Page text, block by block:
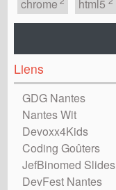
chrome html5
Liens
GDG Nantes
Nantes Wit
Devoxx4Kids
Coding Goûters
JefBinomed Slides
DevFest Nantes